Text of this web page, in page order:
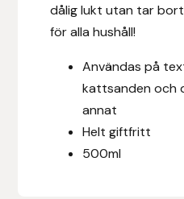
dålig lukt utan tar
för alla hushåll!
Användas på
kattsanden och
annat
Helt giftfritt
500ml
EQUES
EQUES | KINGSLAND
Eric LeTixerant